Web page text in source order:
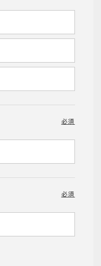
必須
必須